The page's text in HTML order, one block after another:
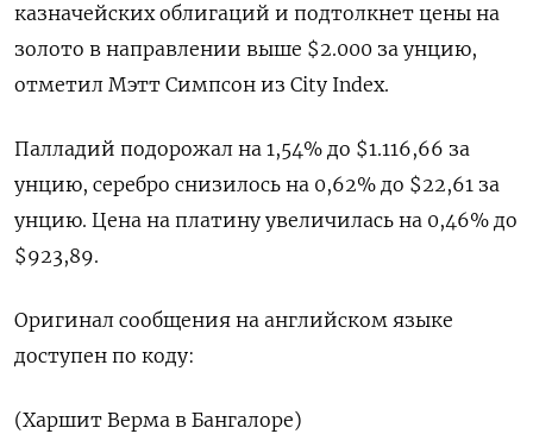
казначейских облигаций и подтолкнет цены на
золото в направлении выше $2.000 за унцию,
отметил Мэтт Симпсон из City Index.
Палладий подорожал на 1,54% до $1.116,66​​ за
унцию, серебро снизилось на 0,62% до $22,61​ за
унцию. Цена на платину увеличилась на 0,46% до
$923,89.
Оригинал сообщения на английском языке
доступен по коду:
(Харшит Верма в Бангалоре)